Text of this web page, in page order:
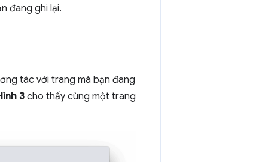
đang ghi lại.
tác với trang mà bạn đang
3 cho thấy cùng một trang